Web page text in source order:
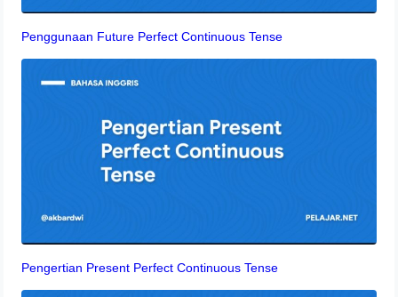
Penggunaan Future Perfect Continuous Tense
Pengertian Present Perfect Continuous Tense